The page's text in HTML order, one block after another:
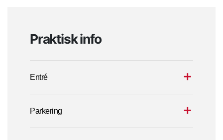
Praktisk info
Entré
Parkering